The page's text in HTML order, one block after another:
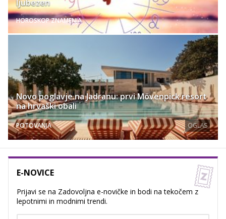
ljubezen
HOROSKOP ZNAMENJA
Novo poglavje na Jadranu: prvi Mövenpick resort
na hrvaški obali
POTOVANJA OGLAS
E-NOVICE
Prijavi se na Zadovoljna e-novičke in bodi na tekočem z
lepotnimi in modnimi trendi.